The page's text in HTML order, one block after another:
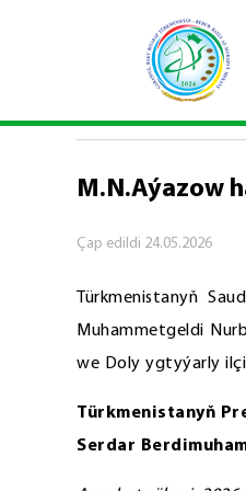
Baş sahypa \ Resmi
M.N.Aýazow
Çap edildi 24.05.2026
Türkmenistanyň
Muhammetgeldi
we Doly ygtyýarly
Türkmenistanyň
Serdar